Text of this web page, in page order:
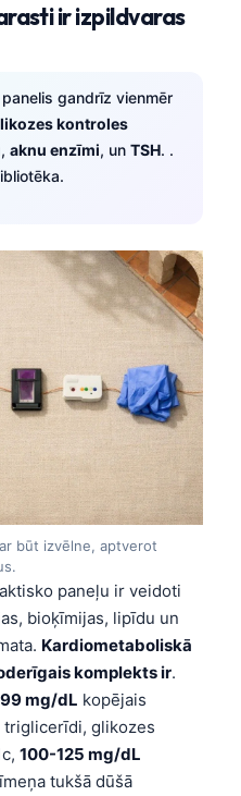
ir izpildvaras
gandrīz vienmēr
kontroles
, aknu enzīmi, un TSH. .
būt izvēlne, aptverot
paneļu ir veidoti
bioķīmijas, lipīdu un
Kardiometaboliskā
komplekts ir.
mg/dL kopējais
triglicerīdi, glikozes
100-125 mg/dL
tukšā dūšā